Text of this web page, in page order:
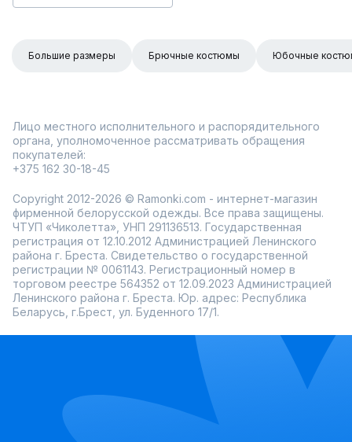
Большие размеры Брючные костюмы Юбочные
Лицо местного исполнительного и распорядительного
органа, уполномоченное рассматривать обращения
покупателей:
+375 162 30-18-45
Copyright 2012-2026 © Ramonki.com - интернет-магазин
фирменной белорусской одежды. Все права защищены.
ЧТУП «Чиколетта», УНП 291136513. Государственная
регистрация от 12.10.2012 Администрацией Ленинского
района г. Бреста. Свидетельство о государственной
регистрации № 0061143. Регистрационный номер в
торговом реестре 564352 от 12.09.2023 Администрацией
Ленинского района г. Бреста. Юр. адрес: Республика
Беларусь, г.Брест, ул. Буденного 17/1.